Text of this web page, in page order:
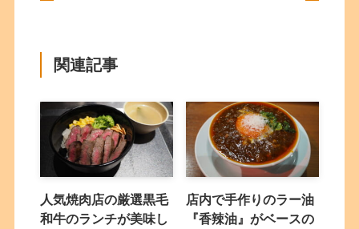
関連記事
人気焼肉店の厳選黒毛
和牛のランチが美味し
店内で手作りのラー油
『香辣油』がベースの